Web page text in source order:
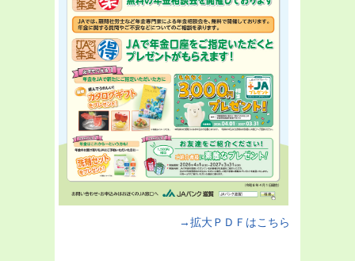
→拡大ＰＤＦはこちら